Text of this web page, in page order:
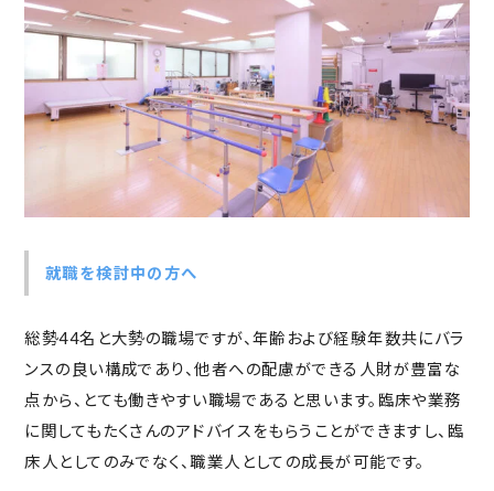
就職を検討中の方へ
総勢44名と大勢の職場ですが、年齢および経験年数共にバラ
ンスの良い構成であり、他者への配慮ができる人財が豊富な
点から、とても働きやすい職場であると思います。臨床や業務
に関してもたくさんのアドバイスをもらうことができますし、臨
床人としてのみでなく、職業人としての成長が可能です。